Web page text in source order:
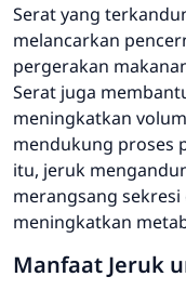
Serat yang
melancarkan
pergerakan
Serat juga
meningkatkan
mendukung proses
itu, jeruk
merangsang
meningkatkan
Manfaat Jeruk